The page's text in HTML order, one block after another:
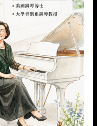
籍平裝
讀：生命全面升級的基礎
門書
4,240 原
始
價
格：
NT$4,240。
NT$3,830 目
前
價
格：
NT$3,830。
購物車